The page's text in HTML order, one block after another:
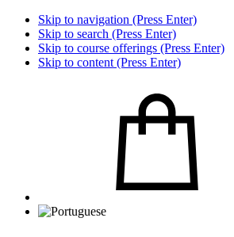
Skip to navigation (Press Enter)
Skip to search (Press Enter)
Skip to course offerings (Press Enter)
Skip to content (Press Enter)